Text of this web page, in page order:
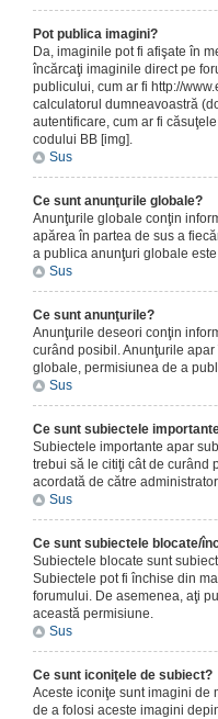
Pot publica imagini?
Da, imaginile pot fi afişate în
încărcaţi imaginile direct pe
publicului, cum ar fi http://
calculatorul dumneavoastră
autentificare, cum ar fi
codului BB [img].
Sus
Ce sunt anunţurile globale?
Anunţurile globale conţin
apărea în partea de sus a
a publica anunţuri globale
Sus
Ce sunt anunţurile?
Anunţurile deseori conţin
curând posibil. Anunţurile
globale, permisiunea de a
Sus
Ce sunt subiectele
Subiectele importante apar
trebui să le citiţi cât de curând
acordată de către
Sus
Ce sunt subiectele blocate/
Subiectele blocate sunt
Subiectele pot fi închise din
forumului. De asemenea, aţi
această permisiune.
Sus
Ce sunt iconiţele de subiect?
Aceste iconiţe sunt imagini de
de a folosi aceste imagini